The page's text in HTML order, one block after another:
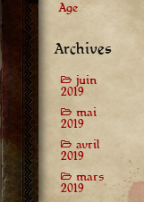
Age
Archives
juin
2019
mai
2019
avril
2019
mars
2019